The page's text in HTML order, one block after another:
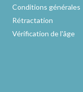
Conditions générales
Rétractation
Vérification de l'âge